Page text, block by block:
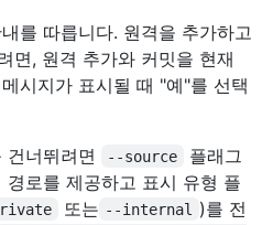
를 따릅니다. 원격을 추가하고
면, 원격 추가와 커밋을 현재
시지가 표시될 때 "예"를 선택
건너뛰려면
--source
플래그
경로를 제공하고 표시 유형 플
또는 --internal
)를 전